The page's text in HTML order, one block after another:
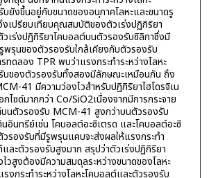
ยังขึ้นอยู่กับขนาดของอนุภาคโลหะและขนาดรู
เปรียบเทียบคุณสมบัติของตัวเร่งปฏิกิริยา
เร่งปฏิกิริยาโคบอลต์บนตัวรองรับซิลิกาซึ่งมี
รุนของตัวรองรับใกล้เคียงกับตัวรองรับ
ดลอง TPR พบว่าแรงกระทำระหว่างโลหะ
บของตัวรองรับทั้งสองมีลักษณะเหมือนกัน ถึง
41 มีความว่องไวสำหรับปฏิกิริยาไฮโดรจิเน
ไซด์มากกว่า Co/SiO2เนื่องจากมีการกระจาย
นตัวรองรับ MCM-41 สูงกว่าบนตัวรองรับ
อินทรีย์เช่น โคบอลต์อะซิเตรด และโคบอลต์อะซิ
รองรับที่มีรูพรุนแคบจะส่งผลให้แรงกระทำ
และตัวรองรับสูงมาก สรุปว่าตัวเร่งปฏิกิริยา
วสูงต้องมีความสมดุลระหว่างขนาดของโลหะ
งกระทำระหว่างโลหะโคบอลต์และตัวรองรับ